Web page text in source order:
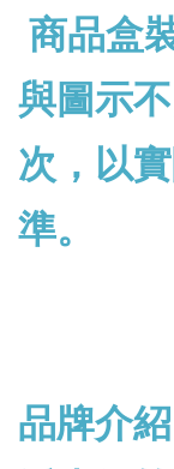
商品盒
與圖示
次，以
準。
品牌介紹